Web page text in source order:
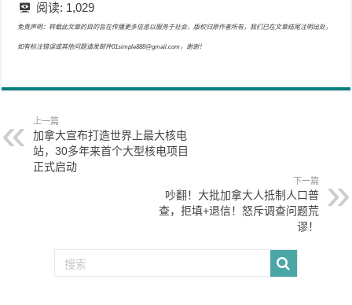
阅读: 1,029
免责声明：转载此文章的目的旨在传播更多信息以服务于社会，版权归原作者所有，我们已在文章结尾注明出处，
如有标注错误或其他问题请发邮件01simple888@gmail.com，谢谢！
上一篇
加拿大宣布打造世界上最大核电
站，30多年来首个大型核电项目
正式启动
下一篇
吵翻！大批加拿大人抵制人口普
查，拒填+退信！怒斥调查问题荒
谬！